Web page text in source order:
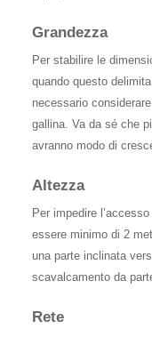
Grandezza
Per stabilire le
quando questo
necessario
gallina. Va da sé che
avranno modo di
Altezza
Per impedire
essere minimo di 2
una parte inclinata
scavalcamento da
Rete